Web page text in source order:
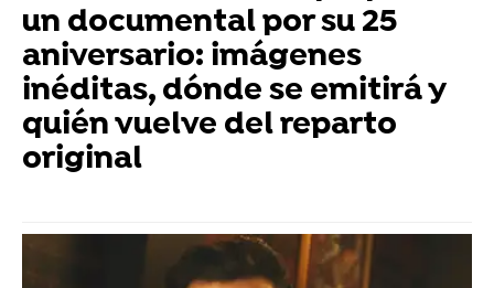
un documental por su 25
aniversario: imágenes
inéditas, dónde se emitirá y
quién vuelve del reparto
original